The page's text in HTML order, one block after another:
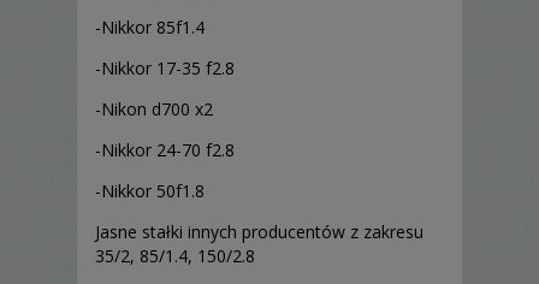
-Nikkor 85f1.4
-Nikkor 17-35 f2.8
-Nikon d700 x2
-Nikkor 24-70 f2.8
-Nikkor 50f1.8
Jasne stałki innych producentów z zakresu
35/2, 85/1.4, 150/2.8